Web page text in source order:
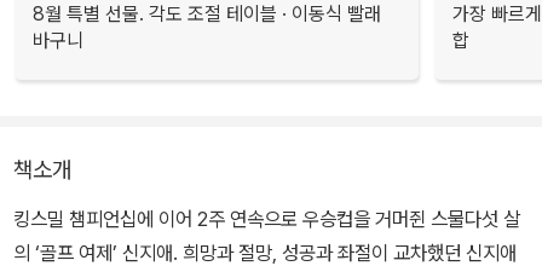
8월 특별 선물. 각도 조절 테이블 · 이동식 빨래
바구니
가장 빠르
합
책소개
킹스밀 챔피언십에 이어 2주 연속으로 우승컵을 거머쥔 스물다섯 살
의 ‘골프 여제’ 신지애. 희망과 절망, 성공과 좌절이 교차했던 신지애